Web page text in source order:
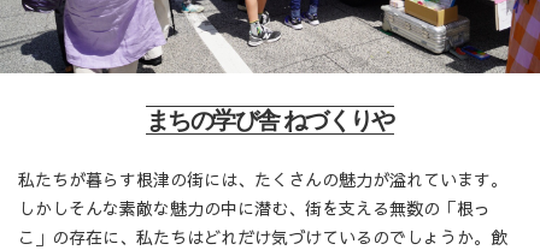
まちの学び舎 ねづくりや
私たちが暮らす根津の街には、たくさんの魅力が溢れています。
しかしそんな素敵な魅力の中に潜む、街を支える無数の「根っ
こ」の存在に、私たちはどれだけ気づけているのでしょうか。飲